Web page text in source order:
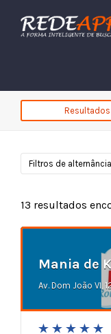
Procurar:
Resultados
Filtros de alternância
13 resultados
Mania de